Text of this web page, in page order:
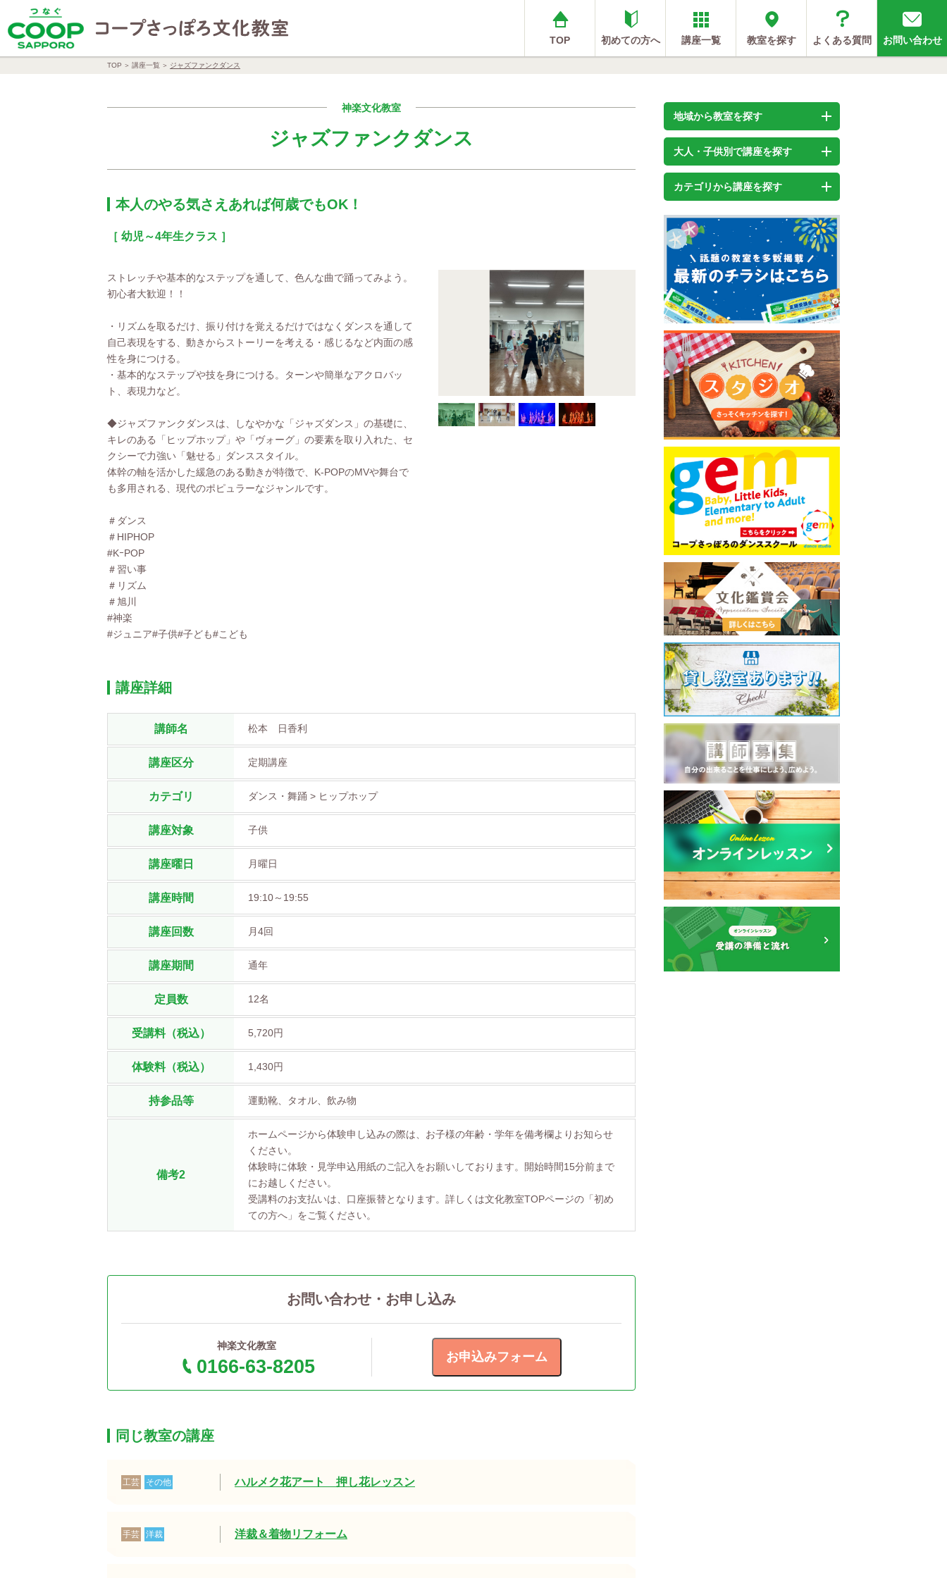
TOP 初めての方へ 講座一覧 教室を探す よくある質問 お問い合わせ
TOP 講座一覧 ジャズファンクダンス
神楽文化教室
ジャズファンクダンス
本人のやる気さえあれば何歳でもOK！
［ 幼児～4年生クラス ］
ストレッチや基本的なステップを通して、色んな曲で踊ってみよう。
初心者大歓迎！！
・リズムを取るだけ、振り付けを覚えるだけではなくダンスを通して
自己表現をする、動きからストーリーを考える・感じるなど内面の感
性を身につける。
・基本的なステップや技を身につける。ターンや簡単なアクロバッ
ト、表現力など。
◆ジャズファンクダンスは、しなやかな「ジャズダンス」の基礎に、
キレのある「ヒップホップ」や「ヴォーグ」の要素を取り入れた、セ
クシーで力強い「魅せる」ダンススタイル。
体幹の軸を活かした緩急のある動きが特徴で、K-POPのMVや舞台で
も多用される、現代のポピュラーなジャンルです。
＃ダンス
＃HIPHOP
#KｰPOP
＃習い事
＃リズム
＃旭川
#神楽
#ジュニア#子供#子ども#こども
講座詳細
講師名 松本 日香利
講座区分 定期講座
カテゴリ ダンス・舞踊 > ヒップホップ
講座対象 子供
講座曜日 月曜日
講座時間 19:10～19:55
講座回数 月4回
講座期間 通年
定員数 12名
受講料（税込） 5,720円
体験料（税込） 1,430円
持参品等 運動靴、タオル、飲み物
備考2
ホームページから体験申し込みの際は、お子様の年齢・学年を備考欄よりお知らせ
ください。
体験時に体験・見学申込用紙のご記入をお願いしております。開始時間15分前まで
にお越しください。
受講料のお支払いは、口座振替となります。詳しくは文化教室TOPページの「初め
ての方へ」をご覧ください。
お問い合わせ・お申し込み
神楽文化教室
0166-63-8205
同じ教室の講座
工芸 その他 ハルメク花アート 押し花レッスン
手芸 洋裁 洋裁＆着物リフォーム
地域から教室を探す
大人・子供別で講座を探す
カテゴリから講座を探す